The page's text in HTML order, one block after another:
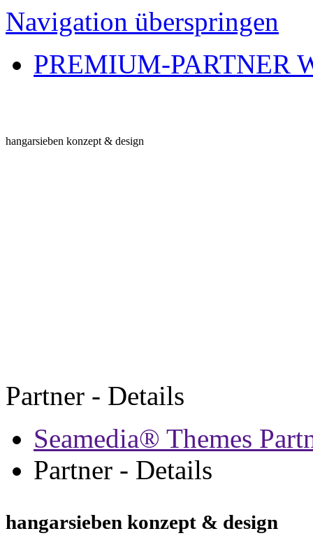
Navigation überspringen
PREMIUM-PARTNER
hangarsieben konzept & design
Partner - Details
Seamedia® Themes
Partner - Details
hangarsieben konzept & design